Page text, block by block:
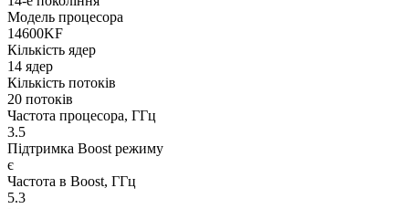
Модель процесора
14600KF
Кількість ядер
14 ядер
Кількість потоків
20 потоків
Частота процесора, ГГц
3.5
Підтримка Boost режиму
є
Частота в Boost, ГГц
5.3